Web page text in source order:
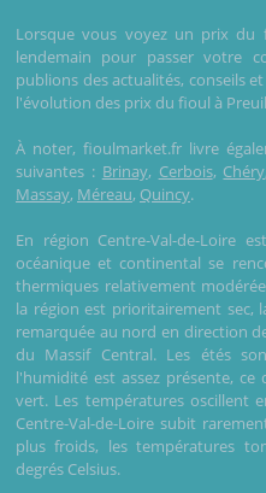
Lorsque vous voyez un prix du
lendemain pour passer votre
publions des actualités, conseils
l'évolution des prix du fioul à
À noter, fioulmarket.fr livre
suivantes : Brinay, Cerbois, Chéry
Massay, Méreau, Quincy.
En région Centre-Val-de-Loire
océanique et continental se
thermiques relativement
la région est prioritairement
remarquée au nord en direction
du Massif Central. Les étés
l'humidité est assez présente,
vert. Les températures oscillent
Centre-Val-de-Loire subit
plus froids, les températures
degrés Celsius.